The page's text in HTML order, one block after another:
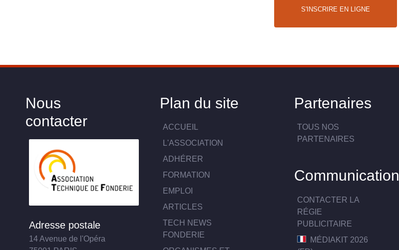
S'INSCRIRE EN LIGNE
Nous
contacter
Adresse postale
14 Avenue de l'Opéra
Plan du site
ACCUEIL
L'ASSOCIATION
ADHÉRER
FORMATION
EMPLOI
ARTICLES
TECH NEWS
FONDERIE
Partenaires
TOUS NOS
PARTENAIRES
Communication
CONTACTER LA
RÉGIE
PUBLICITAIRE
MÉDIAKIT 2026